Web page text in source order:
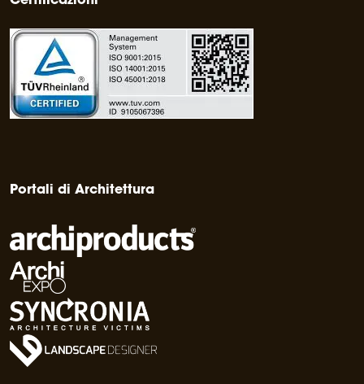
Portali di Architettura